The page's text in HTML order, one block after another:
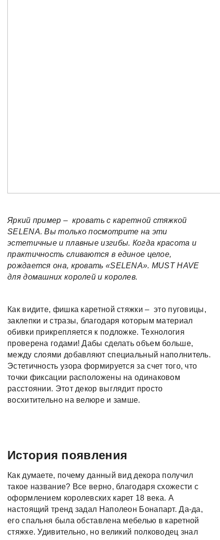
Яркий пример – кровать с каретной стяжкой
SELENA. Вы только посмотрите на эти
эстетичные и плавные изгибы. Когда красота и
практичность сливаются в единое целое,
рождается она, кровать «SELENA». MUST HAVE
для домашних королей и королев.
Как видите, фишка каретной стяжки – это пуговицы,
заклепки и стразы, благодаря которым материал
обивки прикрепляется к подложке. Технология
проверена годами! Дабы сделать объем больше,
между слоями добавляют специальный наполнитель.
Эстетичность узора формируется за счет того, что
точки фиксации расположены на одинаковом
расстоянии. Этот декор выглядит просто
восхитительно на велюре и замше.
История появления
Как думаете, почему данный вид декора получил
такое название? Все верно, благодаря схожести с
оформлением королевских карет 18 века. А
настоящий тренд задал Наполеон Бонапарт. Да-да,
его спальня была обставлена мебелью в каретной
стяжке. Удивительно, но великий полководец знал